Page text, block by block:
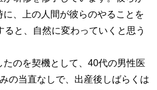
、上の人間が彼らのやることを
と、自然に変わっていくと思う
のを契機として、40代の男性医
の当直なしで、出産後しばらくは